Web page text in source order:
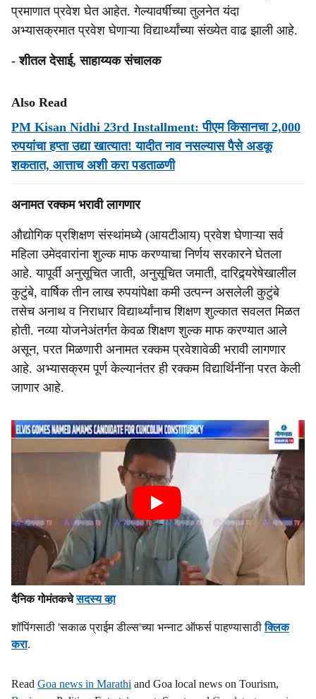
प्रमाणात प्रवेश घेत आहेत. गेल्यावर्षीच्या तुलनेत यंदा
अभ्यासक्रमात प्रवेश घेणाऱ्या विद्यार्थ्यांच्या संख्येत वाढ झाली आहे.
- शीतल देसाई, साहाय्यक संचालक
Also Read
PM Kisan Nidhi 23rd Installment: पीएम किसानचा 2,000
रुपयांचा हप्ता उद्या खात्यात! यादीत नाव नसल्यास पैसे अडकू
शकतात, आत्ताच अशी करा पडताळणी
अनामत रक्कम भरावी लागणार
औद्योगिक प्रशिक्षण संस्थांमध्ये (आयटीआय) प्रवेश घेणाऱ्या सर्व
महिला उमेदवारांना शुल्क माफ करण्याचा निर्णय सरकारने घेतला
आहे. यापूर्वी अनुसूचित जाती, अनुसूचित जमाती, दारिद्र्यरेषेखालील
कुटुंबे, वार्षिक तीन लाख रुपयांपेक्षा कमी उत्पन्न असलेली कुटुंबे
तसेच अनाथ व निराधार विद्यार्थ्यांनाच शिक्षण शुल्कात सवलत मिळत
होती. नव्या योजनेअंतर्गत केवळ शिक्षण शुल्क माफ करण्यात आले
असून, परत मिळणारी अनामत रक्कम प्रवेशावेळी भरावी लागणार
आहे. अभ्यासक्रम पूर्ण केल्यानंतर ही रक्कम विद्यार्थिनींना परत केली
जाणार आहे.
दैनिक गोमंतकचेसदस्य व्हा
शॉपिंगसाठी 'सकाळ प्राईम डील्स'च्या भन्नाट ऑफर्स पाहण्यासाठीक्लिक
करा.
Read Goa news in Marathi and Goa local news on Tourism,